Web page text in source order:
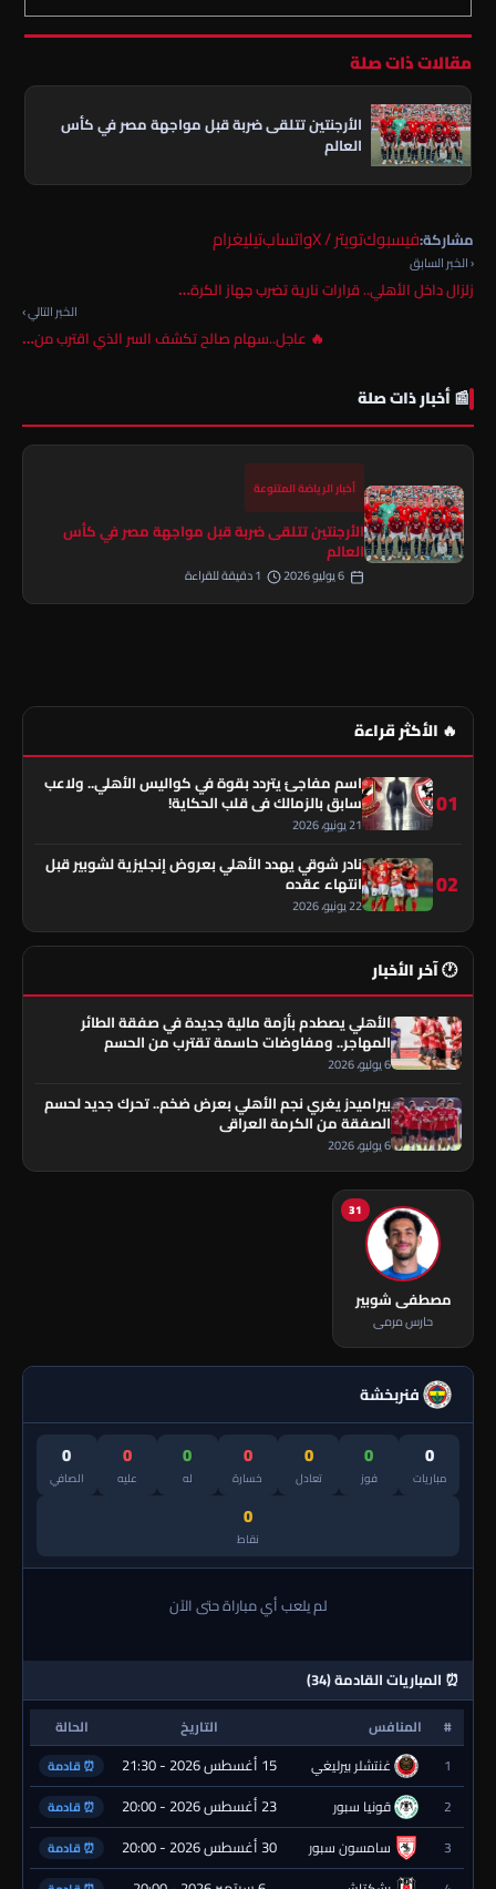
مقالات ذات صلة
الأرجنتين تتلقى ضربة قبل مواجهة مصر في كأس
العالم
مشاركة:فيسبوكتويتر / X واتسابتيليغرام
‹ الخبر السابق
زلزال داخل الأهلي.. قرارات نارية تضرب جهاز الكرة…
الخبر التالي ›
🔥 عاجل..سهام صالح تكشف السر الذي اقترب من…
📰 أخبار ذات صلة
أخبار الرياضة المتنوعة
الأرجنتين تتلقى ضربة قبل مواجهة مصر في كأس
العالم
🔥 الأكثر قراءة
01
اسم مفاجئ يتردد بقوة في كواليس الأهلي.. ولاعب
سابق بالزمالك في قلب الحكاية!
21 يونيو، 2026
02
نادر شوقي يهدد الأهلي بعروض إنجليزية لشوبير قبل
انتهاء عقده
22 يونيو، 2026
🕐 آخر الأخبار
الأهلي يصطدم بأزمة مالية جديدة في صفقة الطائر
المهاجر.. ومفاوضات حاسمة تقترب من الحسم
6 يوليو، 2026
بيراميدز يغري نجم الأهلي بعرض ضخم.. تحرك جديد لحسم
الصفقة من الكرمة العراقي
6 يوليو، 2026
31
مصطفى شوبير
حارس مرمى
فنربخشة
0
مباريات
0
فوز
0
تعادل
0
خسارة
0
له
0
عليه
0
الصافي
0
نقاط
لم يلعب أي مباراة حتى الآن
⏰ المباريات القادمة (34)
# المنافس التاريخ
الحالة
1
غنتشلر بيرليغي 15 أغسطس 2026 - 21:30 ⏰ قادمة
2 قونيا سبور 23 أغسطس 2026 - 20:00 ⏰ قادمة
3 سامسون سبور 30 أغسطس 2026 - 20:00 ⏰ قادمة